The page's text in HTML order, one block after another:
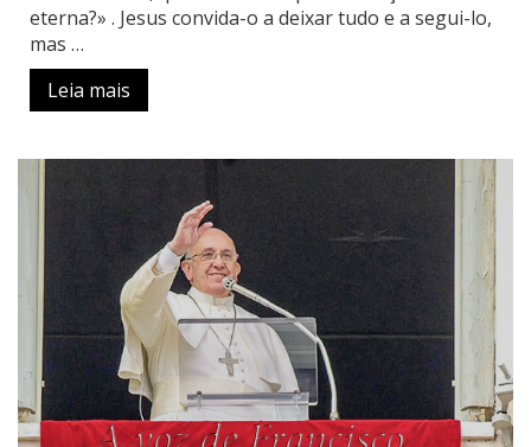
eterna?» . Jesus convida-o a deixar tudo e a segui-lo,
mas …
Leia mais